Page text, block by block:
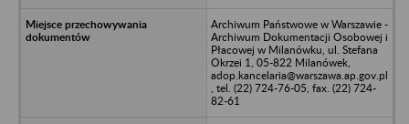
Archiwum Państwowe w Warszawie -
Archiwum Dokumentacji Osobowej i
Płacowej w Milanówku, ul. Stefana
Okrzei 1, 05-822 Milanówek,
adop.kancelaria@warszawa.ap.gov.pl
, tel. (22) 724-76-05, fax. (22) 724-
82-61